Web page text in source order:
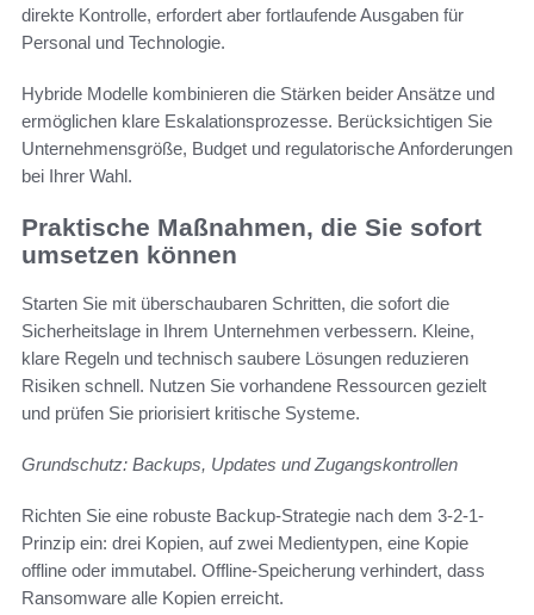
direkte Kontrolle, erfordert aber fortlaufende Ausgaben für
Personal und Technologie.
Hybride Modelle kombinieren die Stärken beider Ansätze und
ermöglichen klare Eskalationsprozesse. Berücksichtigen Sie
Unternehmensgröße, Budget und regulatorische Anforderungen
bei Ihrer Wahl.
Praktische Maßnahmen, die Sie sofort
umsetzen können
Starten Sie mit überschaubaren Schritten, die sofort die
Sicherheitslage in Ihrem Unternehmen verbessern. Kleine,
klare Regeln und technisch saubere Lösungen reduzieren
Risiken schnell. Nutzen Sie vorhandene Ressourcen gezielt
und prüfen Sie priorisiert kritische Systeme.
Grundschutz: Backups, Updates und Zugangskontrollen
Richten Sie eine robuste Backup-Strategie nach dem 3-2-1-
Prinzip ein: drei Kopien, auf zwei Medientypen, eine Kopie
offline oder immutabel. Offline-Speicherung verhindert, dass
Ransomware alle Kopien erreicht.